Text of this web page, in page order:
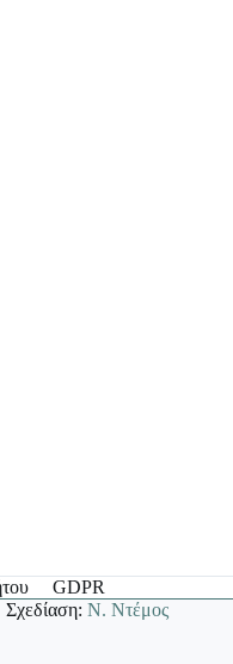
GDPR
Σχεδίαση:Ν. Ντέμος